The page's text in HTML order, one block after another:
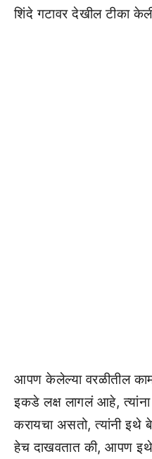
शिंदे गटावर देखील टीका
आपण केलेल्या वरळीतील
इकडे लक्ष लागलं आहे,
करायचा असतो, त्यांनी इथे
हेच दाखवतात की, आपण इथे